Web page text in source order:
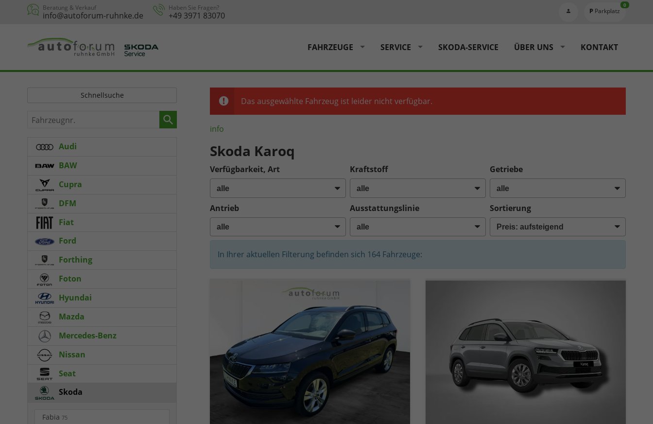
Beratung & Verkauf
info@autoforum-ruhnke.de
Haben Sie Fragen?
+49 3971 83070 Parkplatz
0
FAHRZEUGE SERVICE SKODA-SERVICE ÜBER UNS KONTAKT
Das ausgewählte Fahrzeug ist leider nicht verfügbar.
info
Skoda Karoq
Verfügbarkeit, Art Kraftstoff Getriebe
Antrieb Ausstattungslinie Sortierung
In Ihrer aktuellen Filterung befinden sich 164Fahrzeuge:
Schnellsuche
Fahrzeugnr.
Audi
BAW
Cupra
DFM
Fiat
Ford
Forthing
Foton
Hyundai
Mazda
Mercedes-Benz
Nissan
Seat
Skoda
Fabia 75